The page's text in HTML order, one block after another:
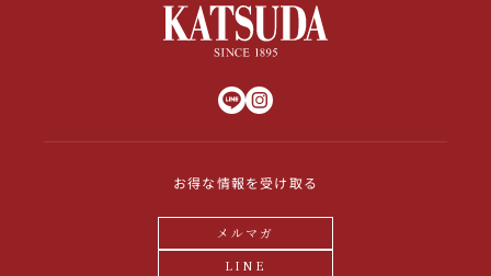
お得な情報を受け取る
メルマガ
LINE